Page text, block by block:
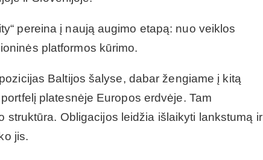
pereina į naują augimo etapą: nuo veiklos
platformos kūrimo.
Baltijos šalyse, dabar žengiame į kitą
platesnėje Europos erdvėje. Tam
Obligacijos leidžia išlaikyti lankstumą ir
jis.